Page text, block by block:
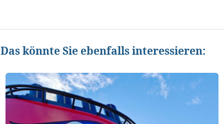
Das könnte Sie ebenfalls interessieren: